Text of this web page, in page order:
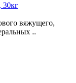
30кг
вяжущего,
..